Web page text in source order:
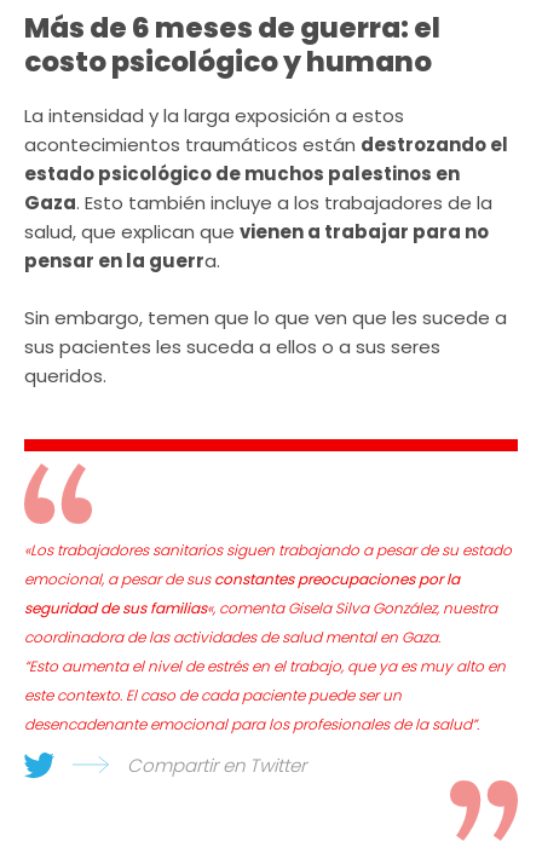
Más de 6 meses de guerra: el
costo psicológico y humano
La intensidad y la larga exposición a estos
acontecimientos traumáticos están destrozando el
estado psicológico de muchos palestinos en
Gaza. Esto también incluye a los trabajadores de la
salud, que explican que vienen a trabajar para no
pensar en la guerra.
Sin embargo, temen que lo que ven que les sucede a
sus pacientes les suceda a ellos o a sus seres
queridos.
«Los trabajadores sanitarios siguen trabajando a pesar de su estado
emocional, a pesar de susconstantes preocupaciones por la
seguridad de sus familias«, comenta Gisela Silva González, nuestra
coordinadora de las actividades de salud mental en Gaza.
“Esto aumenta el nivel de estrés en el trabajo, que ya es muy alto en
este contexto. El caso de cada paciente puede ser un
desencadenante emocional para los profesionales de la salud”.
Compartir en Twitter